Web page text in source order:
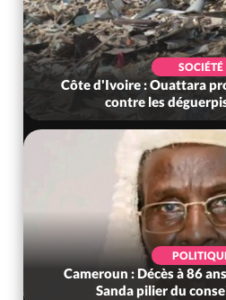
SOCIÉTÉ
Côte d'Ivoire : Ouattara
contre les
Cameroun : Décès à 86
Sanda pilier du